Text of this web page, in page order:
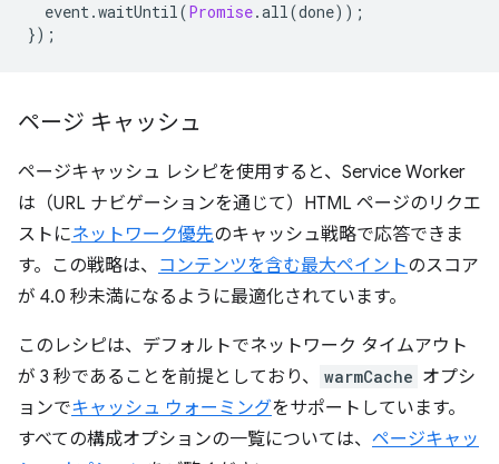
event.waitUntil(Promise.all(done));
});
ページ キャッシュ
ページキャッシュ レシピを使用すると、Service Worker
は（URL ナビゲーションを通じて）HTML ページのリクエ
ストにネットワーク優先のキャッシュ戦略で応答できま
す。この戦略は、 コンテンツを含む最大ペイントのスコア
が 4.0 秒未満になるように最適化されています。
このレシピは、デフォルトでネットワーク タイムアウト
が 3 秒であることを前提としており、
warmCache オプシ
ョンでキャッシュ ウォーミングをサポートしています。
すべての構成オプションの一覧については、 ページキャッ